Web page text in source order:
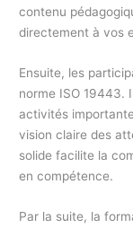
contenu
directement à vos
Ensuite, les
norme ISO 19443.
activités
vision claire des
solide facilite la
en compétence.
Par la suite, la